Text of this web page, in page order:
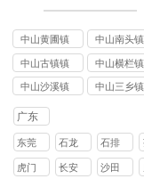
中山黄圃镇
讨债公司
中山南头镇
讨债公司
中山古镇镇
讨债公司
中山横栏镇
讨债公司
中山沙溪镇
讨债公司
中山三乡镇
广东
东莞
石龙
镇
石排
镇
虎门
长安
沙田